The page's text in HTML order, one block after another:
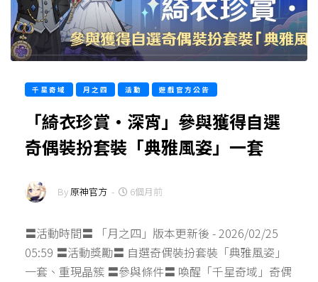
千星奇域 月之四 活動 遊戲官方公告
「綺衣珍賞·深宵」參與獲得自選
奇偶裝扮套裝「典雅風姿」一套
By原神官方 - 6個月前
〓活動時間〓 「月之四」版本更新後 - 2026/02/25
05:59 〓活動獎勵〓 自選奇偶裝扮套裝「典雅風姿」
一套、重現晶簇 〓參與條件〓 喚醒「千星奇域」奇偶